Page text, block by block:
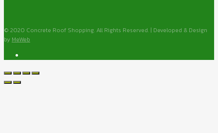
© 2020 Concrete Roof Shopping. All Rights Reserved. | Developed & Design
by MeWeb